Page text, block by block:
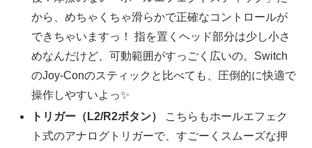
から、めちゃくちゃ滑らかで正確なコントロールが
できちゃいますっ！ 指を置くヘッド部分は少し小さ
めなんだけど、可動範囲がすっごく広いの。Switch
のJoy-Conのスティックと比べても、圧倒的に快適で
操作しやすいよっ✨
トリガー（L2/R2ボタン）
こちらもホールエフェク
ト式のアナログトリガーで、すごーくスムーズな押